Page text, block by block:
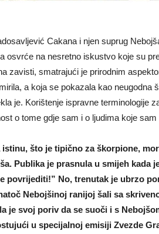
Cakana i njen suprug
osvrće na nesretno iskustvo koje su
zavisti, smatrajući je prirodnim
a koja se pokazala kao neugodna
je. Korištenje ispravne terminologije
o tome gdje sam i o ljudima koje sam
što je tipično za škorpione,
Publika je prasnula u smijeh kada
povrijediti!” No, trenutak je ubrzo
Nebojšinoj ranijoj šali sa
je svoj poriv da se suoči i s
u specijalnoj emisiji Zvezde